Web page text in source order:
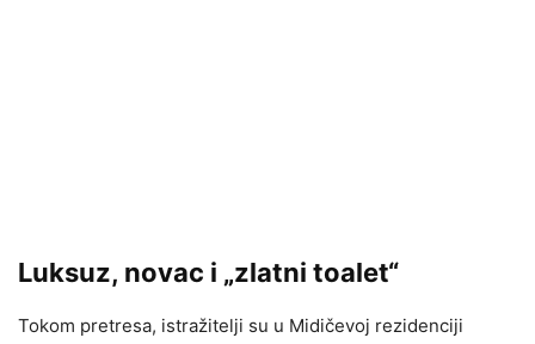
Luksuz, novac i „zlatni toalet“
Tokom pretresa, istražitelji su u Midičevoj rezidenciji